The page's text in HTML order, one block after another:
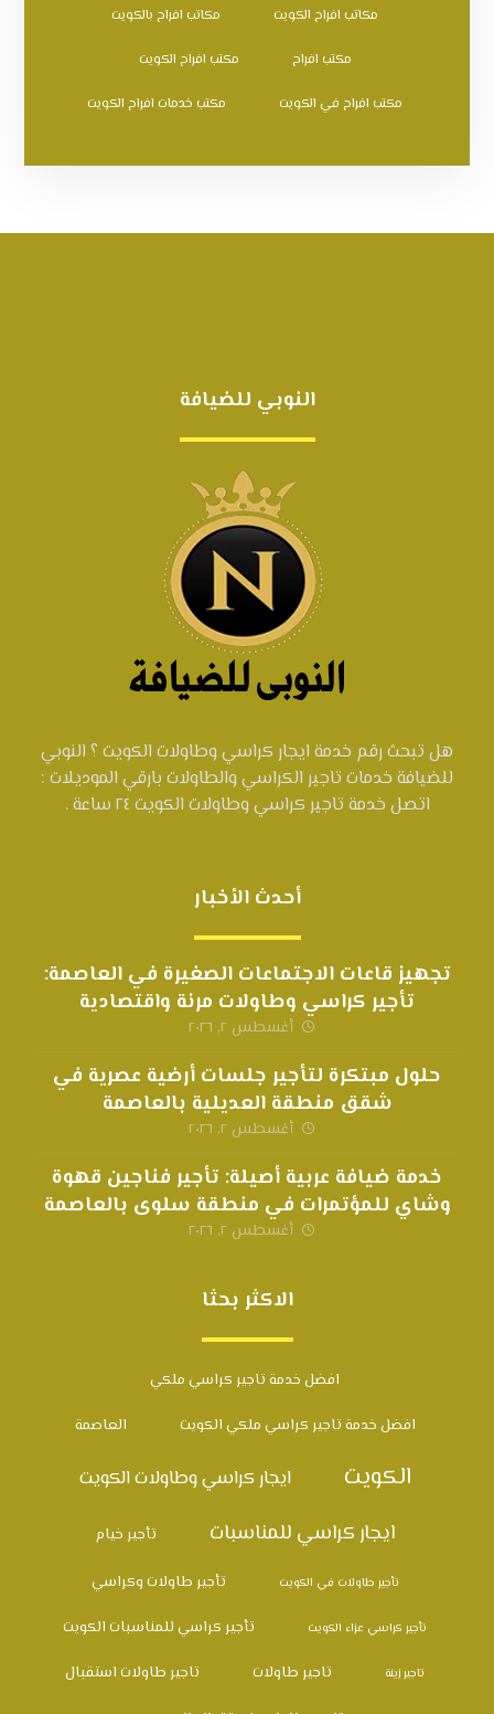
مكاتب افراح الكويت مكاتب افراح بالكويت
مكتب افراح مكتب افراح الكويت
مكتب افراح في الكويت مكتب خدمات افراح الكويت
النوبي للضيافة
هل تبحث رقم خدمة ايجار كراسي وطاولات الكويت ؟ النوبي
للضيافة خدمات تاجير الكراسي والطاولات بارقي الموديلات :
اتصل خدمة تاجير كراسي وطاولات الكويت ٢٤ ساعة .
أحدث الأخبار
تجهيز قاعات الاجتماعات الصغيرة في العاصمة:
تأجير كراسي وطاولات مرنة واقتصادية
أغسطس ٢, ٢٠٢٦
حلول مبتكرة لتأجير جلسات أرضية عصرية في
شقق منطقة العديلية بالعاصمة
أغسطس ٢, ٢٠٢٦
خدمة ضيافة عربية أصيلة: تأجير فناجين قهوة
وشاي للمؤتمرات في منطقة سلوى بالعاصمة
أغسطس ٢, ٢٠٢٦
الاكثر بحثا
افضل خدمة تاجير كراسي ملكي
افضل خدمة تاجير كراسي ملكي الكويت العاصمة
الكويت ايجار كراسي وطاولات الكويت
ايجار كراسي للمناسبات تأجير خيام
تأجير طاولات في الكويت تأجير طاولات وكراسي
تأجير كراسي عزاء الكويت تأجير كراسي للمناسبات الكويت
تاجير زينة تاجير طاولات تاجير طاولات استقبال